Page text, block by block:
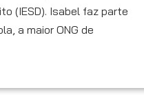
(IESD). Isabel faz parte
a maior ONG de